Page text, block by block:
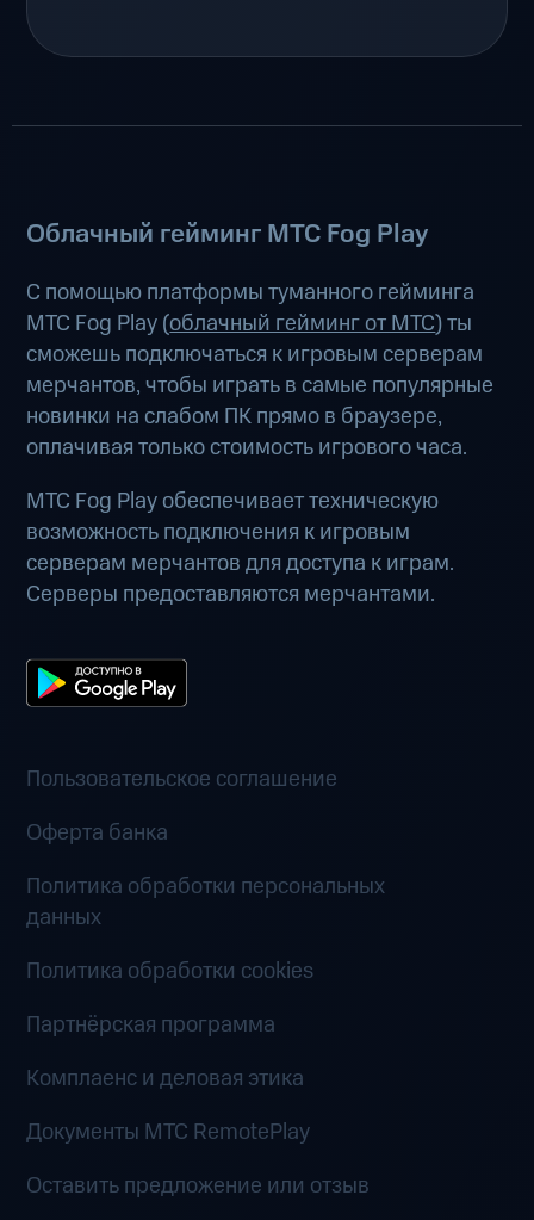
Облачный гейминг МТС Fog Play
С помощью платформы туманного гейминга
МТС Fog Play (облачный гейминг от МТС) ты
сможешь подключаться к игровым серверам
мерчантов, чтобы играть в самые популярные
новинки на слабом ПК прямо в браузере,
оплачивая только стоимость игрового часа.
МТС Fog Play обеспечивает техническую
возможность подключения к игровым
серверам мерчантов для доступа к играм.
Серверы предоставляются мерчантами.
Пользовательское соглашение
Оферта банка
Политика обработки персональных
данных
Политика обработки cookies
Партнёрская программа
Комплаенс и деловая этика
Документы MTC RemotePlay
Оставить предложение или отзыв